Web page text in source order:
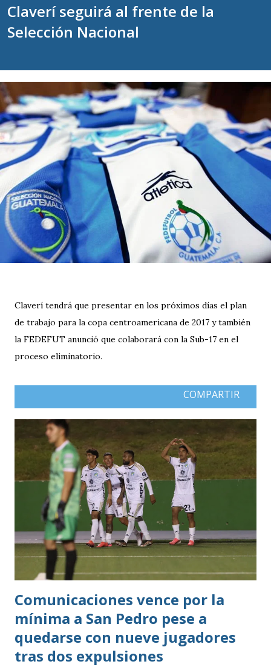
Claverí seguirá al frente de la
Selección Nacional
Claverí tendrá que presentar en los próximos días el plan
de trabajo para la copa centroamericana de 2017 y también
la FEDEFUT anunció que colaborará con la Sub-17 en el
proceso eliminatorio.
COMPARTIR
Comunicaciones vence por la
mínima a San Pedro pese a
quedarse con nueve jugadores
tras dos expulsiones